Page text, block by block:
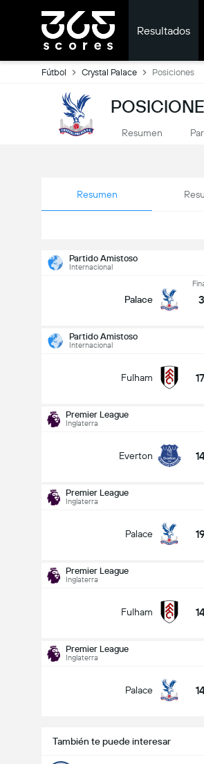
Resultados
Fútbol Crystal Palace Posiciones
Resumen
Resumen
Partido Amistoso
Internacional
Palace 3
Partido Amistoso
Internacional
Fulham
Premier League
Inglaterra
Everton
Premier League
Inglaterra
Palace
Premier League
Inglaterra
Fulham
Premier League
Inglaterra
Palace
También te puede interesar